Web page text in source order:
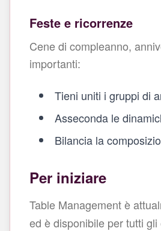
Feste e ricorrenze
Cene di compleanno,
importanti:
Tieni uniti i gruppi di
Asseconda le
Bilancia la
Per iniziare
Table Management è
ed è disponibile per tutti